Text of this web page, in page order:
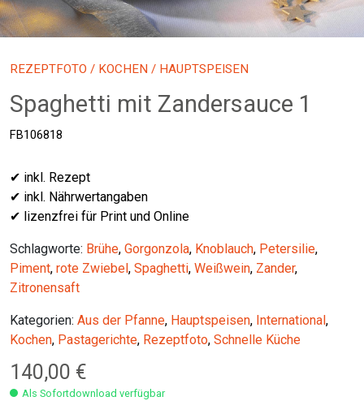
REZEPTFOTO / KOCHEN / HAUPTSPEISEN
Spaghetti mit Zandersauce 1
FB106818
✔ inkl. Rezept
✔ inkl. Nährwertangaben
✔ lizenzfrei für Print und Online
Schlagworte: Brühe, Gorgonzola, Knoblauch, Petersilie,
Piment, rote Zwiebel , Spaghetti, Weißwein, Zander,
Zitronensaft
Kategorien: Aus der Pfanne, Hauptspeisen, International ,
Kochen, Pastagerichte, Rezeptfoto, Schnelle Küche
140,00 €
Als Sofortdownload verfügbar